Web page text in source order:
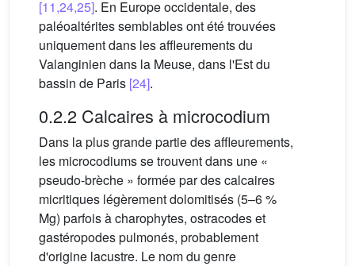
[11,24,25]. En Europe occidentale, des
paléoaltérites semblables ont été trouvées
uniquement dans les affleurements du
Valanginien dans la Meuse, dans l'Est du
bassin de Paris [24].
0.2.2 Calcaires à microcodium
Dans la plus grande partie des affleurements,
les microcodiums se trouvent dans une «
pseudo-brèche » formée par des calcaires
micritiques légèrement dolomitisés (5–6 %
Mg) parfois à charophytes, ostracodes et
gastéropodes pulmonés, probablement
d'origine lacustre. Le nom du genre